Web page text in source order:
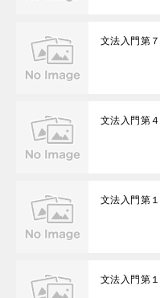
文法入門第
文法入門第
文法入門第
文法入門第